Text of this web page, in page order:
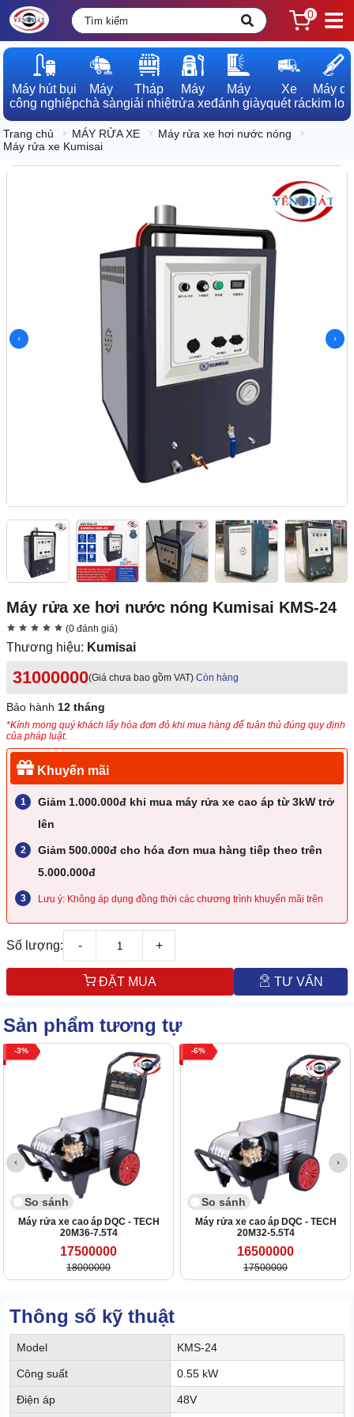
0
Máy hút bụi
công nghiệp
Máy
chà sàn
Tháp
giải nhiệt
Máy
rửa xe
Máy
đánh giày
Xe
quét rác
Máy dò
kim loại
Trang chủ MÁY RỬA XE
Máy rửa xe hơi nước nóng
Máy rửa xe Kumisai
Máy rửa xe hơi nước nóng Kumisai KMS-24
(0 đánh giá)
Thương hiệu: Kumisai
31000000(Giá chưa bao gồm VAT) Còn hàng
Bảo hành 12 tháng
*Kính mong quý khách lấy hóa đơn đỏ khi mua hàng để tuân thủ đúng quy định
của pháp luật.
Khuyến mãi
Giảm 1.000.000đ khi mua máy rửa xe cao áp từ 3kW trở
lên
Giảm 500.000đ cho hóa đơn mua hàng tiếp theo trên
5.000.000đ
Lưu ý: Không áp dụng đồng thời các chương trình khuyến mãi trên
Số lượng: - +
ĐẶT MUA TƯ VẤN
Sản phẩm tương tự
3
So sánh
Máy rửa xe cao áp DQC - TECH
20M36-7.5T4
17500000
18000000
6
So sánh
Máy rửa xe cao áp DQC - TECH
20M32-5.5T4
16500000
17500000
Thông số kỹ thuật
Model KMS-24
Công suất 0.55 kW
Điện áp 48V